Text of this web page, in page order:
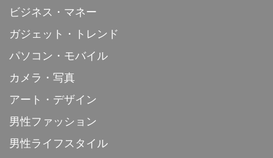
ビジネス・マネー
ガジェット・トレンド
パソコン・モバイル
カメラ・写真
アート・デザイン
男性ファッション
男性ライフスタイル